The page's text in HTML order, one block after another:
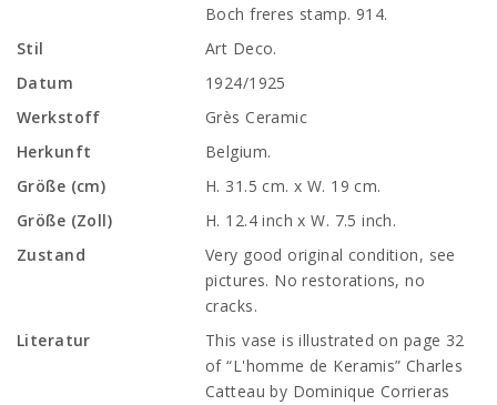
Boch freres stamp. 914.
Stil
Art Deco.
Datum
1924/1925
Werkstoff
Grès Ceramic
Herkunft
Belgium.
Größe (cm)
H. 31.5 cm. x W. 19 cm.
Größe (Zoll)
H. 12.4 inch x W. 7.5 inch.
Zustand
Very good original condition, see
pictures. No restorations, no
cracks.
Literatur
This vase is illustrated on page 32
of “L'homme de Keramis” Charles
Catteau by Dominique Corrieras